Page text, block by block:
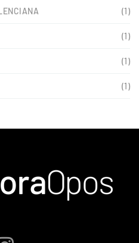
(1)
(1)
(1)
(1)